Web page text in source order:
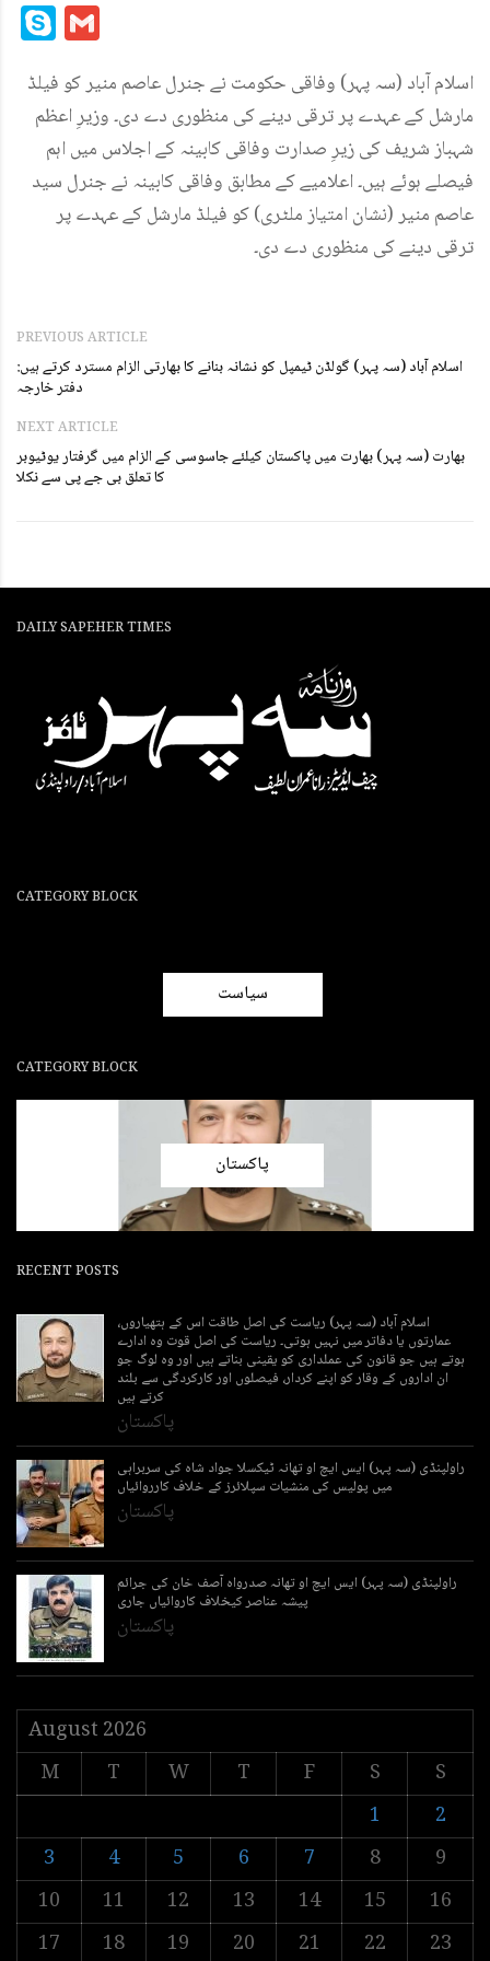
Mail Link
Skype
اسلام آباد (سہ پہر) وفاقی حکومت نے جنرل عاصم منیر کو فیلڈ
مارشل کے عہدے پر ترقی دینے کی منظوری دے دی۔ وزیرِ اعظم
شہباز شریف کی زیرِ صدارت وفاقی کابینہ کے اجلاس میں اہم
فیصلے ہوئے ہیں۔ اعلامیے کے مطابق وفاقی کابینہ نے جنرل سید
عاصم منیر (نشان امتیاز ملٹری) کو فیلڈ مارشل کے عہدے پر
ترقی دینے کی منظوری دے دی۔
PREVIOUS ARTICLE
اسلام آباد (سہ پہر) گولڈن ٹیمپل کو نشانہ بنانے کا بھارتی الزام مسترد کرتے ہیں:
دفتر خارجہ
NEXT ARTICLE
بھارت (سہ پہر) بھارت میں پاکستان کیلئے جاسوسی کے الزام میں گرفتار یوٹیوبر
کا تعلق بی جے پی سے نکلا
DAILY SAPEHER TIMES
CATEGORY BLOCK
سیاست
CATEGORY BLOCK
پاکستان
RECENT POSTS
اسلام آباد (سہ پہر) ریاست کی اصل طاقت اس کے ہتھیاروں،
عمارتوں یا دفاتر میں نہیں ہوتی۔ ریاست کی اصل قوت وہ ادارے
ہوتے ہیں جو قانون کی عملداری کو یقینی بناتے ہیں اور وہ لوگ جو
ان اداروں کے وقار کو اپنے کردار، فیصلوں اور کارکردگی سے بلند
کرتے ہیں
پاکستان
راولپنڈی (سہ پہر) ایس ایچ او تھانہ ٹیکسلا جواد شاہ کی سربراہی
میں پولیس کی منشیات سپلائرز کے خلاف کارروائیاں
پاکستان
راولپنڈی (سہ پہر) ایس ایچ او تھانہ صدرواہ آصف خان کی جرائم
پیشہ عناصر کیخلاف کاروائیاں جاری
پاکستان
August 2026
M
T W T F S
S
1
2
3
4 5 6 7 8
9
10
11 12 13 14 15
16
17
18 19 20 21 22 23